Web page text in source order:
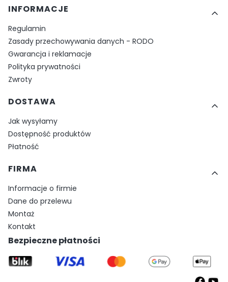
Linki w stopce
INFORMACJE
Regulamin
Zasady przechowywania danych - RODO
Gwarancja i reklamacje
Polityka prywatności
Zwroty
DOSTAWA
Jak wysyłamy
Dostępność produktów
Płatność
FIRMA
Informacje o firmie
Dane do przelewu
Montaż
Kontakt
Bezpieczne płatności